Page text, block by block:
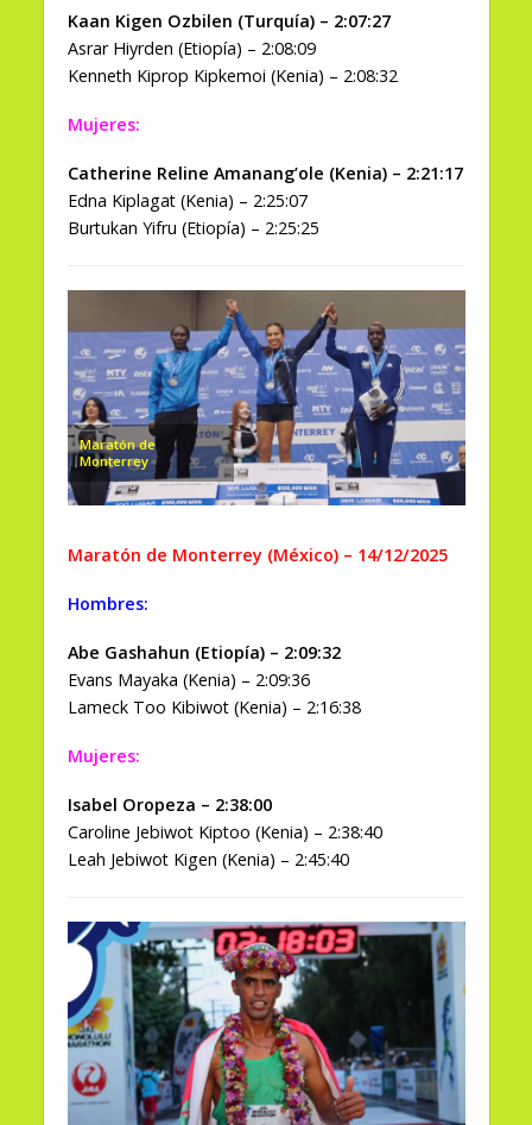
Kaan Kigen Ozbilen (Turquía) – 2:07:27
Asrar Hiyrden (Etiopía) – 2:08:09
Kenneth Kiprop Kipkemoi (Kenia) – 2:08:32
Mujeres:
Catherine Reline Amanang’ole (Kenia) – 2:21:17
Edna Kiplagat (Kenia) – 2:25:07
Burtukan Yifru (Etiopía) – 2:25:25
Maratón de
Monterrey
Maratón de Monterrey (México) – 14/12/2025
Hombres:
Abe Gashahun (Etiopía) – 2:09:32
Evans Mayaka (Kenia) – 2:09:36
Lameck Too Kibiwot (Kenia) – 2:16:38
Mujeres:
Isabel Oropeza – 2:38:00
Caroline Jebiwot Kiptoo (Kenia) – 2:38:40
Leah Jebiwot Kigen (Kenia) – 2:45:40